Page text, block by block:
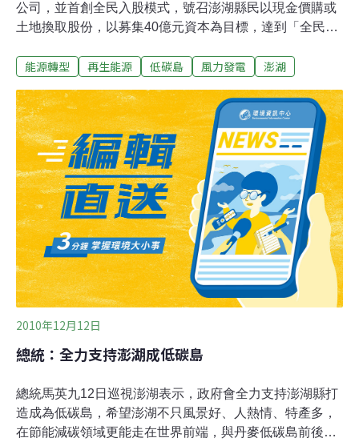
公司，並首創全民入股模式，號召澎湖縣民以現金價購或
土地換取股份，以募集40億元資本為目標，達到「全民入
主軸。依據澎湖縣政府規劃，澎湖風能開發公司除了政府
開認股，並提出優惠方案，包括減半優惠購股、土地換取
股票等措施，吸引縣民踴躍加入風能公司行列，讓澎湖縣
民人人是老闆、年年有錢分，同時也早在民國94年，就已
完成12個優先開發地區調查報告。未來澎湖風能開發公司
成立後，將逐年開發，發展目標為每年產量12億度電，以
每度台電價購2.61元，可創造31.32億元產值，扣除成本每
度1.72元，利潤可達10.08億元，商機相當龐大，同時經濟
部也保證台電海底電纜鋪設完成，收購澎湖風能發電電力
20年，釋出政策面利多消息。
能源轉型 再生能源 低碳島 風力發電 澎湖
2010年12月12日
總統：全力支持澎湖成低碳島
總統馬英九12日巡視澎湖表示，政府會全力支持澎湖縣打
造成為低碳島，希望澎湖不只風景好、人熱情、特產多，
在節能減碳領域更能走在世界前端，與丹麥低碳島前後呼